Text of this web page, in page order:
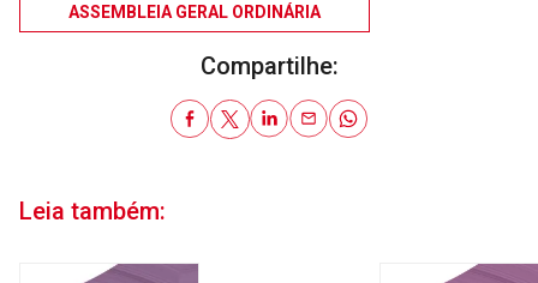
ASSEMBLEIA GERAL ORDINÁRIA
Compartilhe:
Leia também: